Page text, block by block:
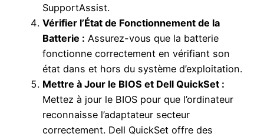
SupportAssist.
Vérifier l’État de Fonctionnement de la
Batterie : Assurez-vous que la batterie
fonctionne correctement en vérifiant son
état dans et hors du système d’exploitation.
Mettre à Jour le BIOS et Dell QuickSet :
Mettez à jour le BIOS pour que l’ordinateur
reconnaisse l’adaptateur secteur
correctement. Dell QuickSet offre des